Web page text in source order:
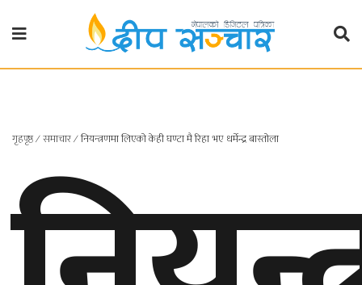
गृहपृष्ठ
प्रदेश
प्रदेश
गृहपृष्ठ∕समाचार∕नियन्त्रणमा लिएको केही घण्टा मै रिहा भए धर्मेन्द्र बास्तोला